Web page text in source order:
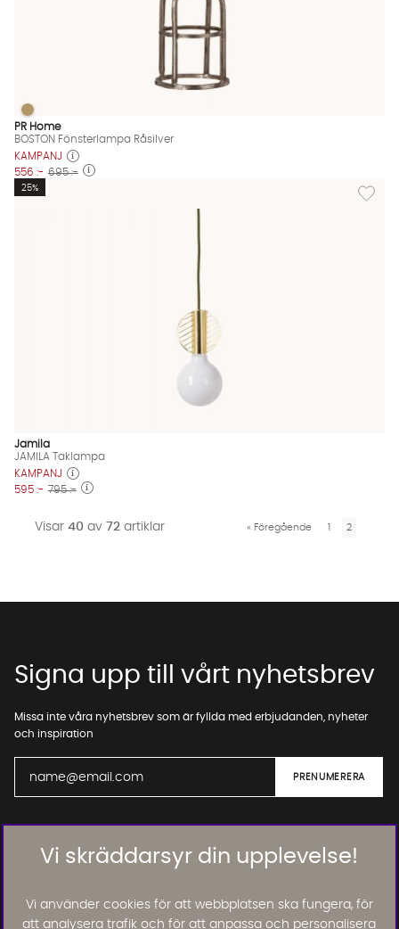
BOSTON Fönsterlampa Råsilver Finns även i dessa färger:
BOSTON Fönsterlampa Råsilver
PR Home
BOSTON Fönsterlampa Råsilver
KAMPANJ
556 :- 695 :-
Lägg
25%
Jamila
JAMILA Taklampa
KAMPANJ
595 :- 795 :-
Visar 40 av 72 artiklar « Föregående 1 2
Vi skräddarsyr din upplevelse!
Vi använder cookies för att webbplatsen ska fungera, för
att analysera trafik och för att anpassa och personalisera
Signa upp till vårt nyhetsbrev
Missa inte våra nyhetsbrev som är fyllda med erbjudanden, nyheter
och inspiration